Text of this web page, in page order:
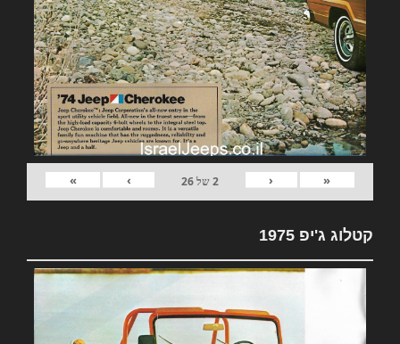
«
‹
2של26
›
»
קטלוג ג'יפ 1975